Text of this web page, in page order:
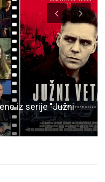
iz serije "Južni